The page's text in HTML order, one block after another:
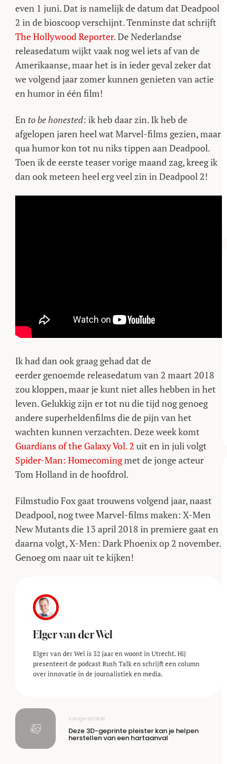
even 1 juni. Dat is namelijk de datum dat Deadpool
2 in de bioscoop verschijnt. Tenminste dat schrijft
The Hollywood Reporter. De Nederlandse
releasedatum wijkt vaak nog wel iets af van de
Amerikaanse, maar het is in ieder geval zeker dat
we volgend jaar zomer kunnen genieten van actie
en humor in één film!
En to be honested: ik heb daar zin. Ik heb de
afgelopen jaren heel wat Marvel-films gezien, maar
qua humor kon tot nu niks tippen aan Deadpool.
Toen ik de eerste teaser vorige maand zag, kreeg ik
dan ook meteen heel erg veel zin in Deadpool 2!
Ik had dan ook graag gehad dat de
eerder genoemde releasedatum van 2 maart 2018
zou kloppen, maar je kunt niet alles hebben in het
leven. Gelukkig zijn er tot nu die tijd nog genoeg
andere superheldenfilms die de pijn van het
wachten kunnen verzachten. Deze week komt
Guardians of the Galaxy Vol. 2 uit en in juli volgt
Spider-Man: Homecomingmet de jonge acteur
Tom Holland in de hoofdrol.
Filmstudio Fox gaat trouwens volgend jaar, naast
Deadpool, nog twee Marvel-films maken: X-Men
New Mutants die 13 april 2018 in premiere gaat en
daarna volgt, X-Men: Dark Phoenix op 2 november.
Genoeg om naar uit te kijken!
Elger van der Wel
Elger van der Wel is 32 jaar en woont in Utrecht. Hij
presenteert de podcast Rush Talk en schrijft een column
over innovatie in de journalistiek en media.
Vorige artikel
Deze 3D-geprinte pleister kan je helpen
herstellen van een hartaanval